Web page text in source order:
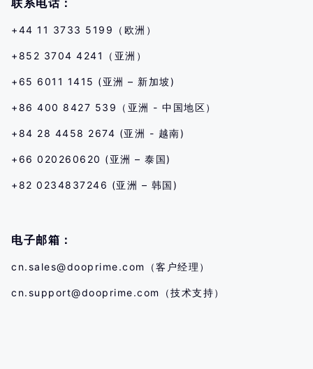
联系电话：
+44 11 3733 5199（欧洲）
+852 3704 4241（亚洲）
+65 6011 1415 (亚洲 – 新加坡)
+86 400 8427 539（亚洲 - 中国地区）
+84 28 4458 2674 (亚洲 - 越南)
+66 020260620 (亚洲 – 泰国)
+82 0234837246 (亚洲 – 韩国)
电子邮箱：
cn.sales@dooprime.com （客户经理）
cn.support@dooprime.com （技术支持）